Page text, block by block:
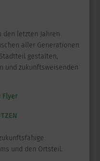
den letzten Jahren
aller Generationen
gestalten,
und zukunftsweisenden
Flyer
und den Ortsteil.